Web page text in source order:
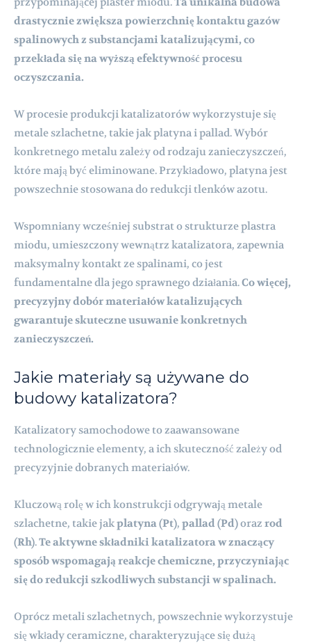
drastycznie zwiększa powierzchnię kontaktu gazów
spalinowych z substancjami katalizującymi, co
przekłada się na wyższą efektywność procesu
oczyszczania.
W procesie produkcji katalizatorów wykorzystuje się
metale szlachetne, takie jak platyna i pallad. Wybór
konkretnego metalu zależy od rodzaju zanieczyszczeń,
które mają być eliminowane. Przykładowo, platyna jest
powszechnie stosowana do redukcji tlenków azotu.
Wspomniany wcześniej substrat o strukturze plastra
miodu, umieszczony wewnątrz katalizatora, zapewnia
maksymalny kontakt ze spalinami, co jest
fundamentalne dla jego sprawnego działania.Co więcej,
precyzyjny dobór materiałów katalizujących
gwarantuje skuteczne usuwanie konkretnych
zanieczyszczeń.
Jakie materiały są używane do
budowy katalizatora?
Katalizatory samochodowe to zaawansowane
technologicznie elementy, a ich skuteczność zależy od
precyzyjnie dobranych materiałów.
Kluczową rolę w ich konstrukcji odgrywają metale
szlachetne, takie jakplatyna (Pt), pallad (Pd)oraz rod
(Rh).Te aktywne składniki katalizatora w znaczący
sposób wspomagają reakcje chemiczne, przyczyniając
się do redukcji szkodliwych substancji w spalinach.
Oprócz metali szlachetnych, powszechnie wykorzystuje
się wkłady ceramiczne, charakteryzujące się dużą